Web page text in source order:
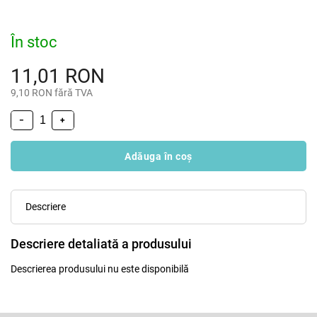
11,01 RON
9,10 RON fără TVA
În stoc
+
−
Adăuga în coş
Descriere
Descriere detaliată a produsului
Descrierea produsului nu este disponibilă